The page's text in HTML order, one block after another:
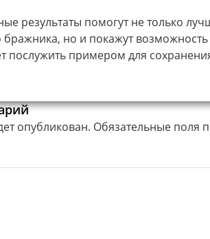
результаты помогут не только
но и покажут
послужить примером для
опубликован. Обязательные поля